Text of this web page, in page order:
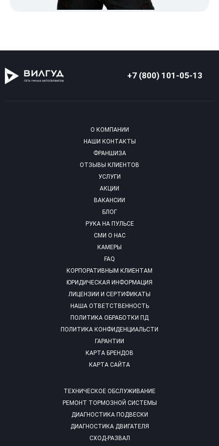
+7 (800) 101-05-13
О КОМПАНИИ
НАШИ КОНТАКТЫ
ФРАНШИЗА
ОТЗЫВЫ КЛИЕНТОВ
УСЛУГИ
АКЦИИ
ВАКАНСИИ
БЛОГ
РУКА НА ПУЛЬСЕ
СМИ О НАС
КАМЕРЫ
FAQ
ТЕХНИЧЕСКОЕ ОБСЛУЖИВАНИЕ
РЕМОНТ ТОРМОЗНОЙ СИСТЕМЫ
ДИАГНОСТИКА ПОДВЕСКИ
ДИАГНОСТИКА ДВИГАТЕЛЯ
СХОД-РАЗВАЛ
КОРПОРАТИВНЫМ КЛИЕНТАМ
ЮРИДИЧЕСКАЯ ИНФОРМАЦИЯ
ЛИЦЕНЗИИ И СЕРТИФИКАТЫ
НАША ОТВЕТСТВЕННОСТЬ
ПОЛИТИКА ОБРАБОТКИ ПД
ПОЛИТИКА КОНФИДЕНЦИАЛЬСТИ
ГАРАНТИИ
КАРТА БРЕНДОВ
КАРТА САЙТА